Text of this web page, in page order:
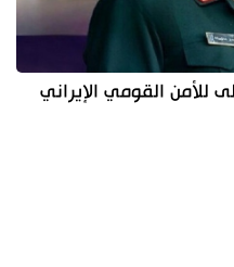
للأمن القومي الإيراني